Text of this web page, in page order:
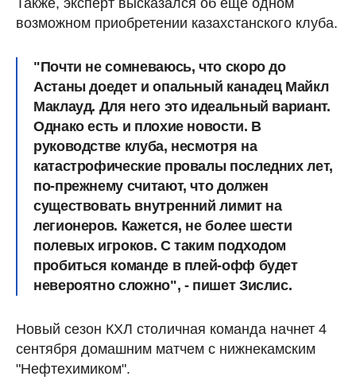
возможном приобретении казахстанского клуба.
"Почти не сомневаюсь, что скоро до
Астаны доедет и опальный канадец Майкл
Маклауд. Для него это идеальный вариант.
Однако есть и плохие новости. В
руководстве клуба, несмотря на
катастрофические провалы последних лет,
по-прежнему считают, что должен
существовать внутренний лимит на
легионеров. Кажется, не более шести
полевых игроков. С таким подходом
пробиться команде в плей-офф будет
невероятно сложно", - пишет Зислис.
Новый сезон КХЛ столичная команда начнет 4
сентября домашним матчем с нижнекамским
"Нефтехимиком".